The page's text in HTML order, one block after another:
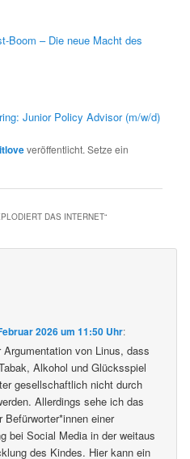
Boom – Die neue Macht des
Junior Policy Advisor (m/w/d)
veröffentlicht. Setze ein
DAS INTERNET“
2026 um 11:50 Uhr:
von Linus, dass
Alkohol und Glücksspiel
gesellschaftlich nicht durch
Allerdings sehe ich das
Befürworter*innen einer
bei Social Media in der weitaus
des Kindes. Hier kann ein